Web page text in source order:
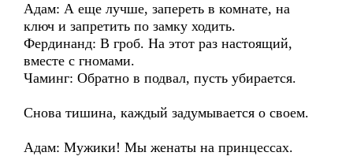
Адам: А еще лучше, запереть в комнате, на
ключ и запретить по замку ходить.
Фердинанд: В гроб. На этот раз настоящий,
вместе с гномами.
Чаминг: Обратно в подвал, пусть убирается.
Снова тишина, каждый задумывается о своем.
Адам: Мужики! Мы женаты на принцессах.